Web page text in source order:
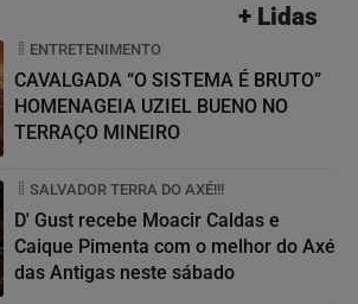
+ Lidas
ENTRETENIMENTO
CAVALGADA “O SISTEMA É BRUTO”
HOMENAGEIA UZIEL BUENO NO
TERRAÇO MINEIRO
SALVADOR TERRA DO AXÉ!!!
D' Gust recebe Moacir Caldas e
Caique Pimenta com o melhor do Axé
das Antigas neste sábado